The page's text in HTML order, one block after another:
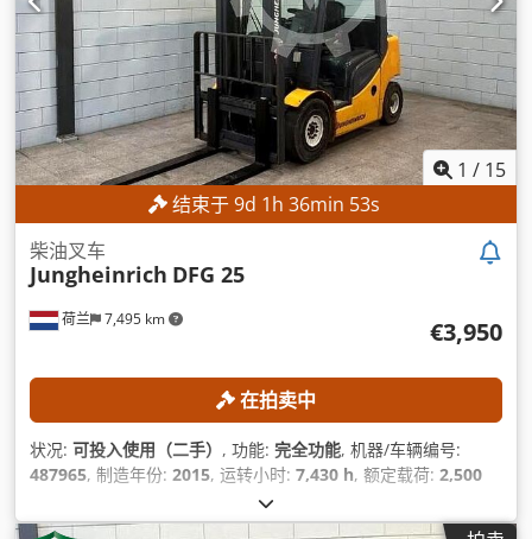
1 / 15
结束于9d 1h 36min 50s
荷兰 7,495 km
柴油叉车
Jungheinrich DFG 25
€3,950
在拍卖中
状况: 可投入使用（二手） , 功能: 完全功能, 机器/车辆编号:
487965, 制造年份: 2015, 运转小时: 7,430 h, 额定载荷: 2,500
, 燃油类型:
长:1,190 毫米,